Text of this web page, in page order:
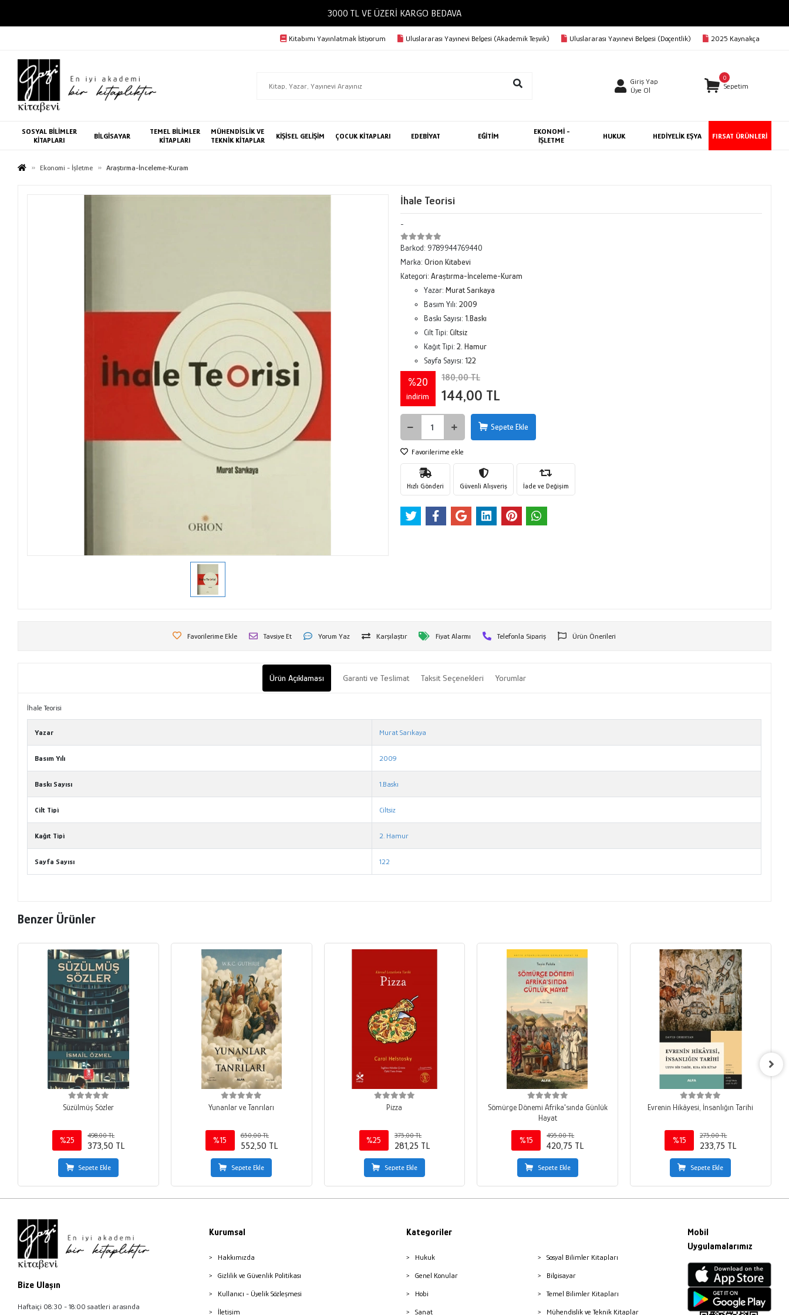
3000 TL VE ÜZERİ KARGO BEDAVA
Kitabımı Yayınlatmak İstiyorum Uluslararası Yayınevi Belgesi (Akademik Teşvik) Uluslararası Yayınevi Belgesi (Doçentlik) 2025 Kaynakça
Giriş Yap
Üye Ol
0
Sepetim
SOSYAL BİLİMLER
KİTAPLARI
BİLGİSAYAR
TEMEL BİLİMLER
KİTAPLARI
MÜHENDİSLİK VE
TEKNİK KİTAPLAR
KİŞİSEL GELİŞİM ÇOCUK KİTAPLARI EDEBİYAT EĞİTİM
EKONOMİ -
İŞLETME
HUKUK HEDİYELİK EŞYA FIRSAT ÜRÜNLERİ
Ekonomi - İşletme Araştırma-İnceleme-Kuram
İhale Teorisi
-
Barkod: 9789944769440
Marka: Orion Kitabevi
Kategori: Araştırma-İnceleme-Kuram
Yazar: Murat Sarıkaya
Basım Yılı: 2009
Baskı Sayısı: 1.Baskı
Cilt Tipi: Ciltsiz
Kağıt Tipi: 2. Hamur
Sayfa Sayısı: 122
%20
indirim
180,00 TL
144,00 TL
Sepete Ekle
Favorilerime ekle
Hızlı Gönderi Güvenli Alışveriş İade ve Değişim
Favorilerime Ekle Tavsiye Et Yorum Yaz Karşılaştır Fiyat Alarmı Telefonla Sipariş Ürün Önerileri
Ürün Açıklaması Garanti ve Teslimat Taksit Seçenekleri Yorumlar
İhale Teorisi
Yazar Murat Sarıkaya
Basım Yılı 2009
Baskı Sayısı 1.Baskı
Cilt Tipi Ciltsiz
Kağıt Tipi 2. Hamur
Sayfa Sayısı 122
Benzer Ürünler
Süzülmüş Sözler
%25
498,00 TL
373,50 TL
Sepete Ekle
Yunanlar ve Tanrıları
%15
650,00 TL
552,50 TL
Sepete Ekle
Pizza
%25
375,00 TL
281,25 TL
Sepete Ekle
Sömürge Dönemi Afrika'sında Günlük
Hayat
%15
495,00 TL
420,75 TL
Sepete Ekle
Evrenin Hikâyesi, İnsanlığın Tarihi
%15
275,00 TL
233,75 TL
Sepete Ekle
Bize Ulaşın
Haftaiçi 08:30 - 18:00 saatleri arasında
Kurumsal
Hakkımızda
Gizlilik ve Güvenlik Politikası
Kullanıcı - Üyelik Sözleşmesi
İletişim
Kategoriler
Hukuk
Genel Konular
Hobi
Sanat
Sosyal Bilimler Kitapları
Bilgisayar
Temel Bilimler Kitapları
Mühendislik ve Teknik Kitaplar
Mobil
Uygulamalarımız